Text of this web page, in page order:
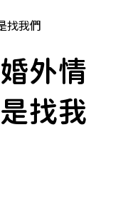
找我們
外情
找我